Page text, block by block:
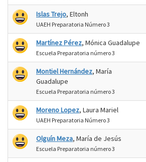
Islas Trejo, Eltonh
UAEH Preparatoria Número 3
Martínez Pérez, Mónica Guadalupe
Escuela Preparatoria número 3
Montiel Hernández, María
Guadalupe
Escuela Preparatoria número 3
Moreno Lopez, Laura Mariel
UAEH Preparatoria Número 3
Olguín Meza, María de Jesús
Escuela Preparatoria número 3